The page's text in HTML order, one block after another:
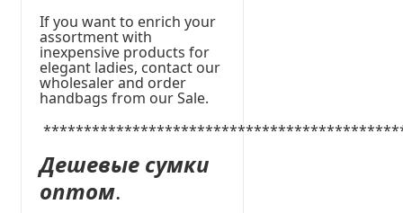
If you want to enrich your
assortment with
inexpensive products for
elegant ladies, contact our
wholesaler and order
handbags from our Sale.
Дешевые сумки
оптом.